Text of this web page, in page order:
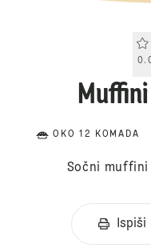
OKO 12 KOMADA
Sočni muffini
Ispiši